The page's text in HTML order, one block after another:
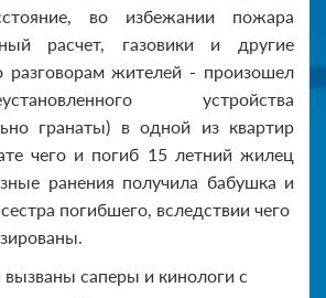
во избежании пожара
расчет, газовики и другие
жителей - произошел
устройства
гранаты) в одной из квартир
чего и погиб 15 летний жилец
ранения получила бабушка и
погибшего, вследствии чего
саперы и кинологи с